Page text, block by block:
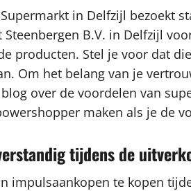
in Delfzijl bezoekt
Steenbergen B.V. in Delfzijl
producten. Stel je voor dat
Om het belang van je
over de voordelen van
maken als je de
tijdens de
impulsaankopen te kopen